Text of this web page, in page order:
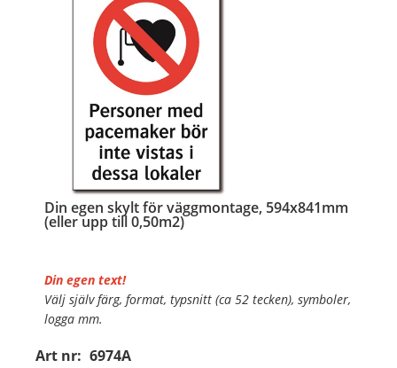
Din egen skylt för väggmontage, 594x841mm
(eller upp till 0,50m2)
Art nr: 6974A
Din egen text!
Välj själv färg, format, typsnitt (ca 52 tecken), symboler,
logga mm.
Material:Plan aluminium, 0,7mm (väggmontage)